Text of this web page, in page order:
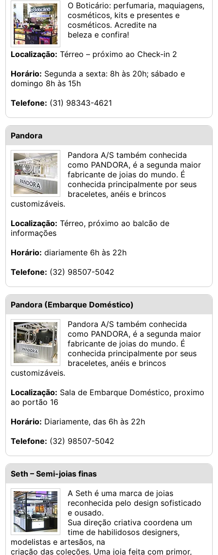
O Boticário: perfumaria, maquiagens,
cosméticos, kits e presentes e
cosméticos. Acredite na
beleza e confira!
Localização: Térreo – próximo ao Check-in 2
Horário: Segunda a sexta: 8h às 20h; sábado e
domingo 8h às 15h
Telefone: (31) 98343-4621
Pandora
Pandora A/S também conhecida
como PANDORA, é a segunda maior
fabricante de joias do mundo. É
conhecida principalmente por seus
braceletes, anéis e brincos
customizáveis.
Localização: Térreo, próximo ao balcão de
informações
Horário: diariamente 6h às 22h
Telefone: (32) 98507-5042
Pandora (Embarque Doméstico)
Pandora A/S também conhecida
como PANDORA, é a segunda maior
fabricante de joias do mundo. É
conhecida principalmente por seus
braceletes, anéis e brincos
customizáveis.
Localização: Sala de Embarque Doméstico, proximo
ao portão 16
Horário: Diariamente, das 6h às 22h
Telefone: (32) 98507-5042
Seth – Semi-joias finas
A Seth é uma marca de joias
reconhecida pelo design sofisticado
e ousado.
Sua direção criativa coordena um
time de habilidosos designers,
modelistas e artesãos, na
criação das coleções. Uma joia feita com primor,